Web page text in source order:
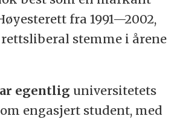
fra 1991—2002,
stemme i årene
egentlig universitetets
engasjert student, med